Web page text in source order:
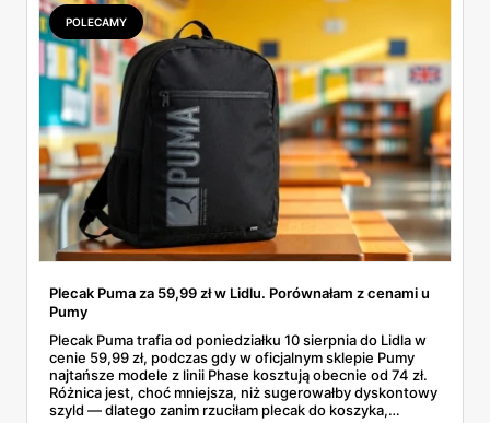
POLECAMY
Plecak Puma za 59,99 zł w Lidlu. Porównałam z cenami u
Pumy
Plecak Puma trafia od poniedziałku 10 sierpnia do Lidla w
cenie 59,99 zł, podczas gdy w oficjalnym sklepie Pumy
najtańsze modele z linii Phase kosztują obecnie od 74 zł.
Różnica jest, choć mniejsza, niż sugerowałby dyskontowy
szyld — dlatego zanim rzuciłam plecak do koszyka,